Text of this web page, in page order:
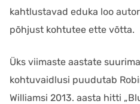
kahtlustavad eduka loo
põhjust kohtutee ette võtta.
Üks viimaste aastate
kohtuvaidlusi puudutab
Williamsi 2013. aasta hitti